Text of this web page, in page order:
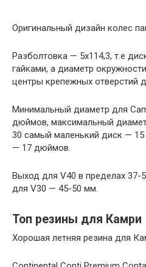
Оригинальный дизайн колес
Разболтовка — 5х114,3, т.е
гайками, а диаметр
центры крепежных отверстий
Минимальный диаметр для
дюймов, максимальный
30 самый маленький диск —
— 17 дюймов.
Выход для V40 в пределах
для V30 — 45-50 мм.
Топ резины для Камри
Хорошая летняя резина для